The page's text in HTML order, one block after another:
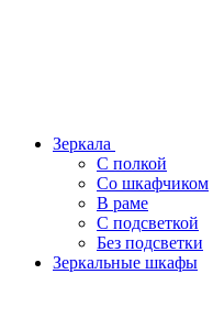
Зеркала
С полкой
Со шкафчиком
В раме
С подсветкой
Без подсветки
Зеркальные шкафы